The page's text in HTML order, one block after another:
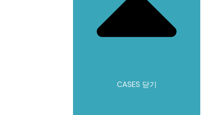
CASES 닫기